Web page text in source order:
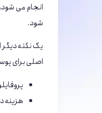
انجام می
‌شود.
یک نکته دیگر
اصلی برای
هزینه